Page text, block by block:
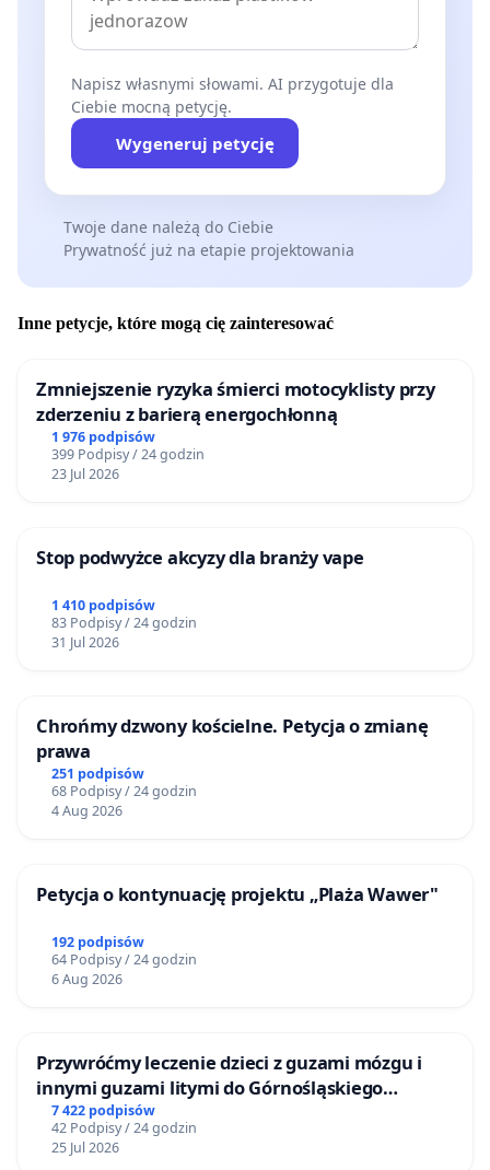
Napisz własnymi słowami. AI przygotuje dla
Ciebie mocną petycję.
Wygeneruj petycję
Twoje dane należą do Ciebie
Prywatność już na etapie projektowania
Inne petycje, które mogą cię zainteresować
Zmniejszenie ryzyka śmierci motocyklisty przy
zderzeniu z barierą energochłonną
1 976 podpisów
399 Podpisy / 24 godzin
23 Jul 2026
Stop podwyżce akcyzy dla branży vape
1 410 podpisów
83 Podpisy / 24 godzin
31 Jul 2026
Chrońmy dzwony kościelne. Petycja o zmianę
prawa
251 podpisów
68 Podpisy / 24 godzin
4 Aug 2026
Petycja o kontynuację projektu „Plaża Wawer"
192 podpisów
64 Podpisy / 24 godzin
6 Aug 2026
Przywróćmy leczenie dzieci z guzami mózgu i
innymi guzami litymi do Górnośląskiego
Centrum Zdrowia Dziecka w Katowicach
7 422 podpisów
42 Podpisy / 24 godzin
25 Jul 2026